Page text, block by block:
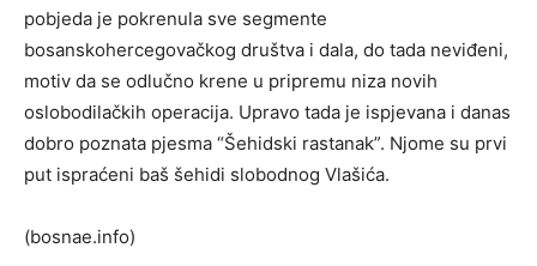
pobjeda je pokrenula sve segmente
bosanskohercegovačkog društva i dala, do tada neviđeni,
motiv da se odlučno krene u pripremu niza novih
oslobodilačkih operacija. Upravo tada je ispjevana i danas
dobro poznata pjesma “Šehidski rastanak”. Njome su prvi
put ispraćeni baš šehidi slobodnog Vlašića.
(bosnae.info)